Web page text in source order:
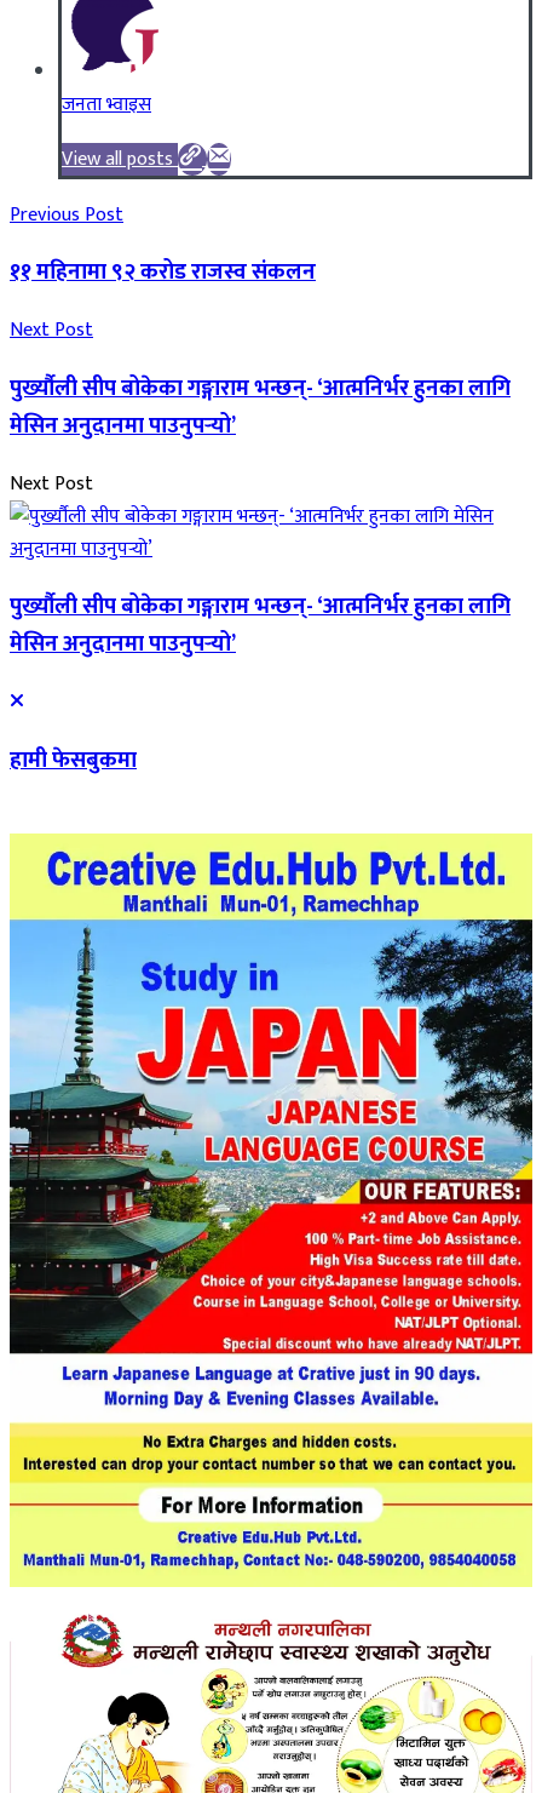
जनता भ्वाइस
View all posts
Previous Post
११ महिनामा ९२ करोड राजस्व संकलन
Next Post
पुर्ख्यौली सीप बोकेका गङ्गाराम भन्छन्- ‘आत्मनिर्भर हुनका लागि
मेसिन अनुदानमा पाउनुपर्‍यो’
Next Post
पुर्ख्यौली सीप बोकेका गङ्गाराम भन्छन्- ‘आत्मनिर्भर हुनका लागि
मेसिन अनुदानमा पाउनुपर्‍यो’
हामी फेसबुकमा